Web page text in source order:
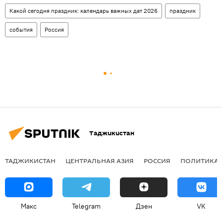
Какой сегодня праздник: календарь важных дат 2026 праздник
события Россия
Таджикистан
ТАДЖИКИСТАН ЦЕНТРАЛЬНАЯ АЗИЯ РОССИЯ ПОЛИТИКА
Макс Telegram Дзен VK